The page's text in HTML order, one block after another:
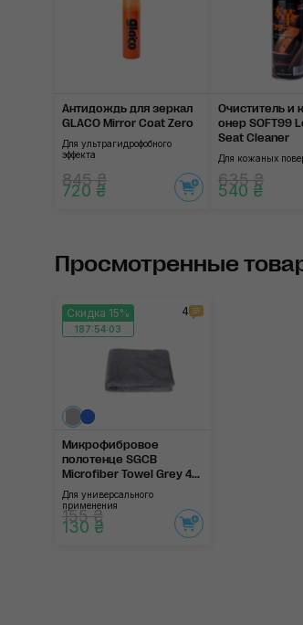
Антидождь для зеркал
GLACO Mirror Coat Zero
Для ультрагидрофобного
эффекта
845 ₴
720 ₴
Очиститель и
онер SOFT99
Seat Cleaner
Для кожаных
635 ₴
540 ₴
Просмотренные
Скидка 15%
187:54:03
4
Микрофибровое
полотенце SGCB
Microfiber Towel Grey 4...
Для универсального
применения
155 ₴
130 ₴